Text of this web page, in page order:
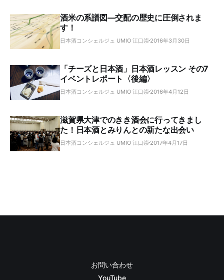
酒米の系譜図―交配の歴史に圧倒されま
す！
日本酒コンシェルジュ UMIO 江口崇 2016年3月30日
「チーズと日本酒」日本酒レッスン その7
イベントレポート〈後編〉
日本酒コンシェルジュ UMIO 江口崇 2016年4月12日
滋賀県大津でのきき酒会に行ってきまし
た！日本酒とみりんとの新たな出会い
日本酒コンシェルジュ UMIO 江口崇 2017年4月17日
お問い合わせ
YouTube